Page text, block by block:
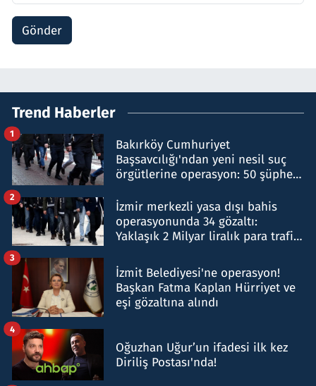
Gönder
Trend Haberler
Bakırköy Cumhuriyet
Başsavcılığı'ndan yeni nesil suç
örgütlerine operasyon: 50 şüpheli
1
İzmir merkezli yasa dışı bahis
operasyonunda 34 gözaltı:
Yaklaşık 2 Milyar liralık para trafiği
2
İzmit Belediyesi'ne operasyon!
Başkan Fatma Kaplan Hürriyet ve
eşi gözaltına alındı
3
Oğuzhan Uğur’un ifadesi ilk kez
Diriliş Postası'nda!
4